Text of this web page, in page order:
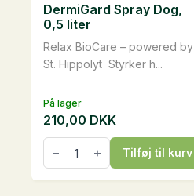
På lager
Relax BioCare – powered by
St. Hippolyt Styrker h...
DermiGard Spray Dog,
0,5 liter
210,00 DKK
DermiGard
Spray
Dog,
0,5
Tilføj til kurv